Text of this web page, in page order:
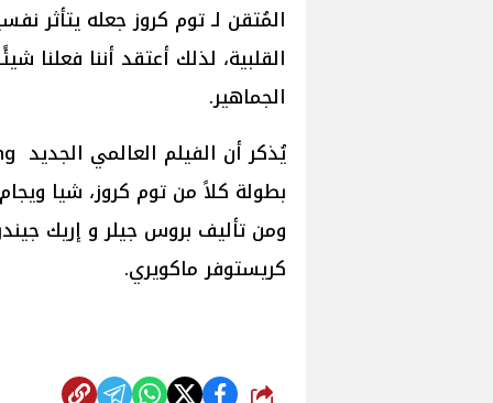
المُتقن لـ توم كروز جعله يتأثر
القلبية، لذلك أعتقد أننا فعلنا
الجماهير.
بطولة كلاً من توم كروز، شيا
ومن تأليف بروس جيلر و إريك
كريستوفر ماكويري.